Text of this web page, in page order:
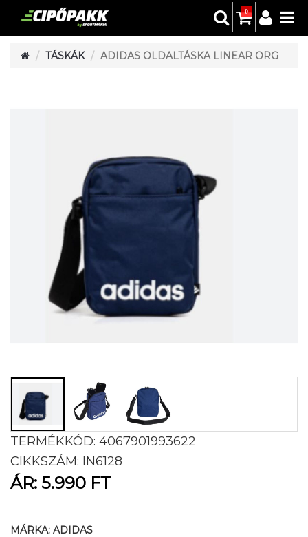
0
TÁSKÁK ADIDAS OLDALTÁSKA LINEAR ORG
TERMÉKKÓD: 4067901993622
CIKKSZÁM: IN6128
ÁR: 5.990 FT
MÁRKA: ADIDAS